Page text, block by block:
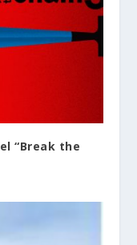
“Break the